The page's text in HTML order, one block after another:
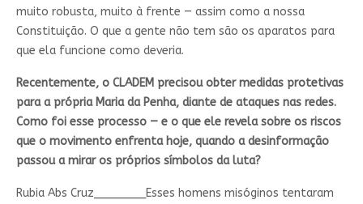
muito robusta, muito à frente — assim como a nossa
Constituição. O que a gente não tem são os aparatos para
que ela funcione como deveria.
Recentemente, o CLADEM precisou obter medidas protetivas
para a própria Maria da Penha, diante de ataques nas redes.
Como foi esse processo — e o que ele revela sobre os riscos
que o movimento enfrenta hoje, quando a desinformação
passou a mirar os próprios símbolos da luta?
Rubia Abs Cruz________
Esses homens misóginos tentaram